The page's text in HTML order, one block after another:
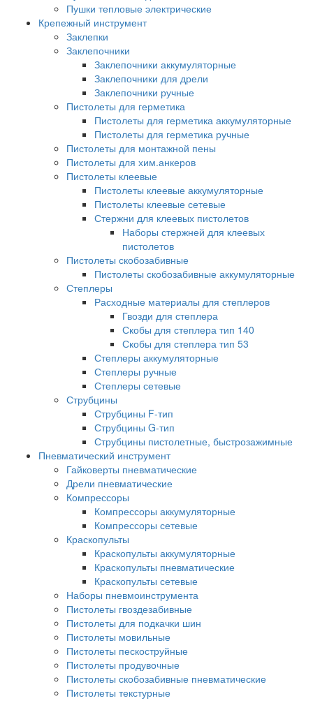
Пушки тепловые электрические
Крепежный инструмент
Заклепки
Заклепочники
Заклепочники аккумуляторные
Заклепочники для дрели
Заклепочники ручные
Пистолеты для герметика
Пистолеты для герметика аккумуляторные
Пистолеты для герметика ручные
Пистолеты для монтажной пены
Пистолеты для хим.анкеров
Пистолеты клеевые
Пистолеты клеевые аккумуляторные
Пистолеты клеевые сетевые
Стержни для клеевых пистолетов
Наборы стержней для клеевых
пистолетов
Пистолеты скобозабивные
Пистолеты скобозабивные аккумуляторные
Степлеры
Расходные материалы для степлеров
Гвозди для степлера
Скобы для степлера тип 140
Скобы для степлера тип 53
Степлеры аккумуляторные
Степлеры ручные
Степлеры сетевые
Струбцины
Струбцины F-тип
Струбцины G-тип
Струбцины пистолетные, быстрозажимные
Пневматический инструмент
Гайковерты пневматические
Дрели пневматические
Компрессоры
Компрессоры аккумуляторные
Компрессоры сетевые
Краскопульты
Краскопульты аккумуляторные
Краскопульты пневматические
Краскопульты сетевые
Наборы пневмоинструмента
Пистолеты гвоздезабивные
Пистолеты для подкачки шин
Пистолеты мовильные
Пистолеты пескоструйные
Пистолеты продувочные
Пистолеты скобозабивные пневматические
Пистолеты текстурные